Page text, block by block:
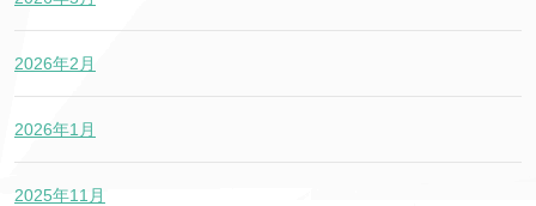
2026年2月
2026年1月
2025年11月